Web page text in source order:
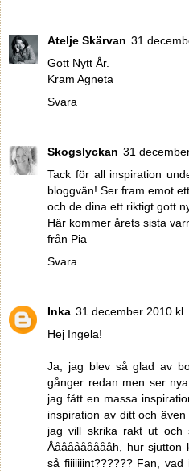
Atelje Skärvan 31
Gott Nytt År.
Kram Agneta
Svara
Skogslyckan 31
Tack för all inspiration
bloggvän! Ser fram emot
och de dina ett riktigt gott
Här kommer årets sista
från Pia
Svara
Inka 31 december 2010 kl.
Hej Ingela!
Ja, jag blev så glad av
gånger redan men ser
jag fått en massa
inspiration av ditt och
jag vill skrika rakt ut och
Ååååååååååh, hur
så fiiiiiiint?????? Fan, vad